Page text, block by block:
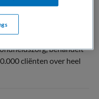
behandelt
cliënten over heel